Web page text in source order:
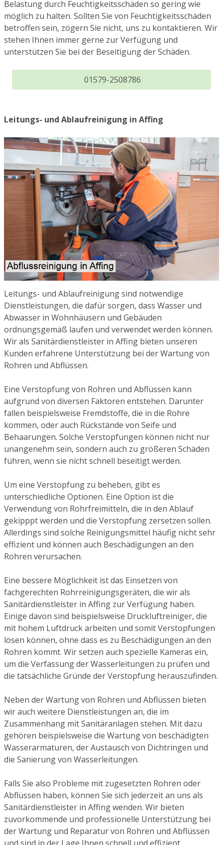
Belastung durch Feuchtigkeitsschäden so gering wie
möglich zu halten. Sollten Sie von Feuchtigkeitsschäden
betroffen sein, zögern Sie nicht, uns zu kontaktieren. Wir
stehen Ihnen immer gerne zur Verfügung und
unterstützen Sie bei der Beseitigung der Schäden.
01579-2508786
Leitungs- und Ablaufreinigung in Affing
Leitungs- und Ablaufreinigung sind notwendige
Dienstleistungen, die dafür sorgen, dass Wasser und
Abwasser in Wohnhäusern und Gebäuden
ordnungsgemäß laufen und verwendet werden können.
Wir als Sanitärdienstleister in Affing bieten unseren
Kunden erfahrene Unterstützung bei der Wartung von
Rohren und Abflüssen.
Eine Verstopfung von Rohren und Abflüssen kann
aufgrund von diversen Faktoren entstehen. Darunter
fallen beispielsweise Fremdstoffe, die in die Rohre
kommen, oder auch Rückstände von Seife und
Behaarungen. Solche Verstopfungen können nicht nur
unangenehm sein, sondern auch zu größeren Schäden
führen, wenn sie nicht schnell beseitigt werden.
Um eine Verstopfung zu beheben, gibt es
unterschiedliche Optionen. Eine Option ist die
Verwendung von Rohrfreimitteln, die in den Ablauf
gekipppt werden und die Verstopfung zersetzen sollen.
Allerdings sind solche Reinigungsmittel häufig nicht sehr
effizient und können auch Beschädigungen an den
Rohren verursachen.
Eine bessere Möglichkeit ist das Einsetzen von
fachgerechten Rohrreinigungsgeräten, die wir als
Sanitärdienstleister in Affing zur Verfügung haben.
Einige davon sind beispielsweise Druckluftreiniger, die
mit hohem Luftdruck arbeiten und somit Verstopfungen
lösen können, ohne dass es zu Beschädigungen an den
Rohren kommt. Wir setzen auch spezielle Kameras ein,
um die Verfassung der Wasserleitungen zu prüfen und
die tatsächliche Gründe der Verstopfung herauszufinden.
Neben der Wartung von Rohren und Abflüssen bieten
wir auch weitere Dienstleistungen an, die im
Zusammenhang mit Sanitäranlagen stehen. Mit dazu
gehören beispielsweise die Wartung von beschädigten
Wasserarmaturen, der Austausch von Dichtringen und
die Sanierung von Wasserleitungen.
Falls Sie also Probleme mit zugesetzten Rohren oder
Abflüssen haben, können Sie sich jederzeit an uns als
Sanitärdienstleister in Affing wenden. Wir bieten
zuvorkommende und professionelle Unterstützung bei
der Wartung und Reparatur von Rohren und Abflüssen